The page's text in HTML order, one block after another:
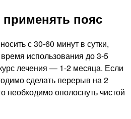
пояс
с 30-60 минут в сутки,
использования до 3-5
лечения — 1-2 месяца. Если
сделать перерыв на 2
необходимо ополоснуть чистой